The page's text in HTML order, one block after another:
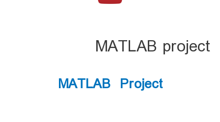
MATLAB project
MATLAB Project